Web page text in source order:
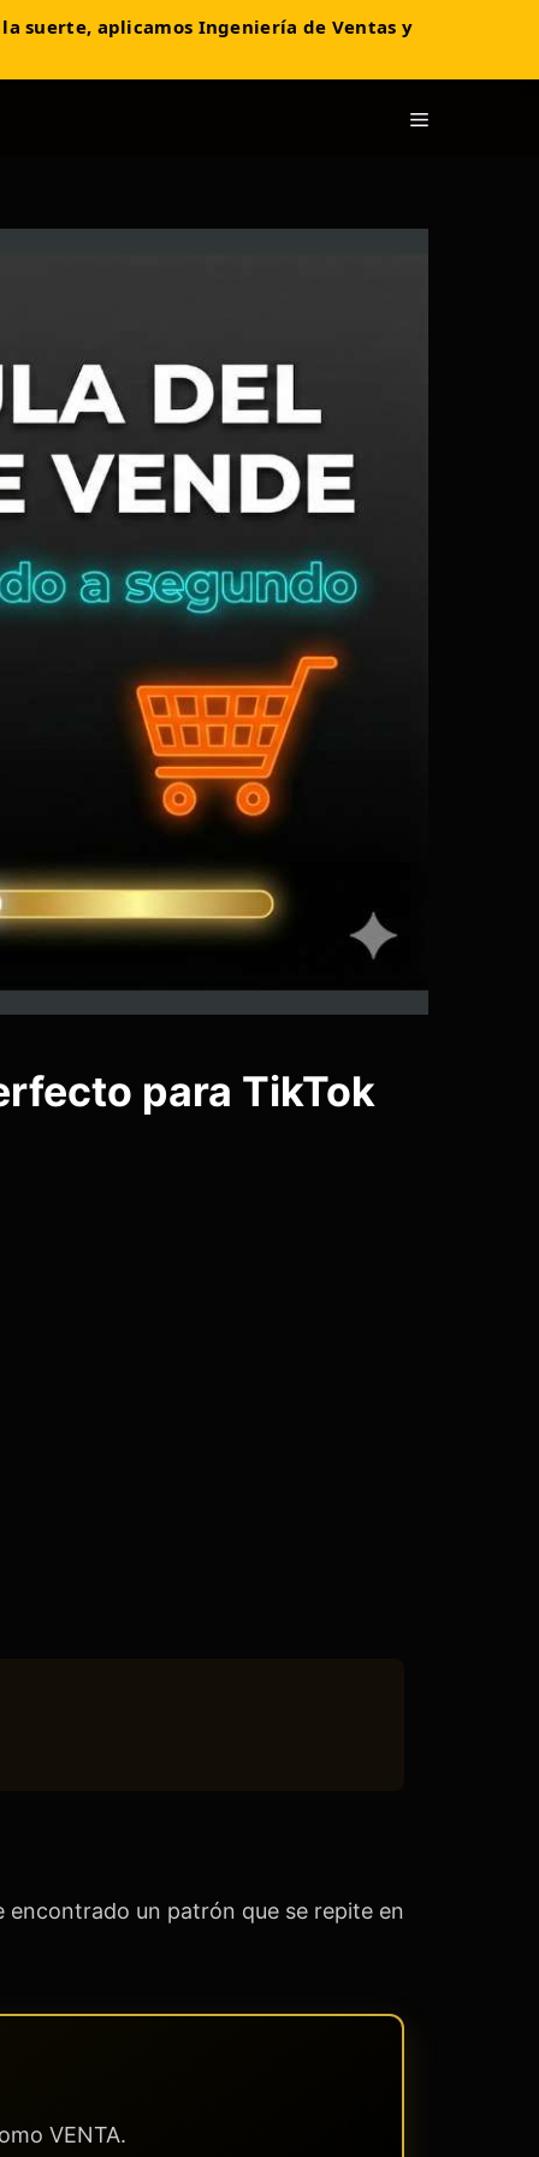
suerte, aplicamos Ingeniería de Ventas y
Menú
para TikTok
encontrado un patrón que se repite en
VENTA.